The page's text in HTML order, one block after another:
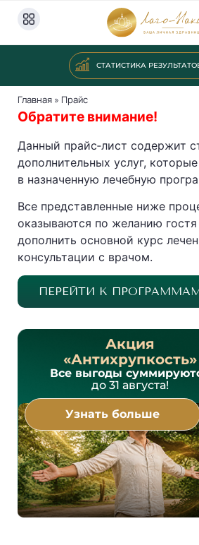
СТАТИСТИКА
Главная» Прайс
Обратите внимание!
Данный прайс‐лист содержит
дополнительных услуг,
в назначенную лечебную
Все представленные ниже
оказываются по желанию
дополнить основной курс
консультации с врачом.
ПЕРЕЙТИ К
Акция
«Антихрупкость»
Все выгоды
до 31 августа!
Узнать больше